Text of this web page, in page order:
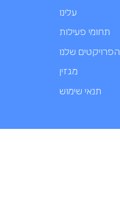
עלינו
תחומי פעילות
הפרויקטים שלנו
מגזין
תנאי שימוש